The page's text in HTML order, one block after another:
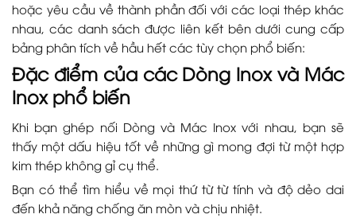
hoặc yêu cầu về thành phần đối với các loại thép khác
nhau, các danh sách được liên kết bên dưới cung cấp
bảng phân tích về hầu hết các tùy chọn phổ biến:
Đặc điểm của các Dòng Inox và Mác
Inox phổ biến
Khi bạn ghép nối Dòng và Mác Inox với nhau, bạn sẽ
thấy một dấu hiệu tốt về những gì mong đợi từ một hợp
kim thép không gỉ cụ thể.
Bạn có thể tìm hiểu về mọi thứ từ từ tính và độ dẻo dai
đến khả năng chống ăn mòn và chịu nhiệt.